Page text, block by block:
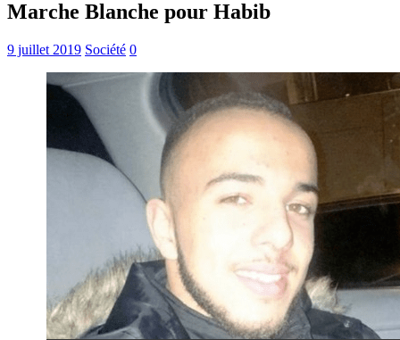
Marche Blanche pour Habib
9 juillet 2019 Société 0